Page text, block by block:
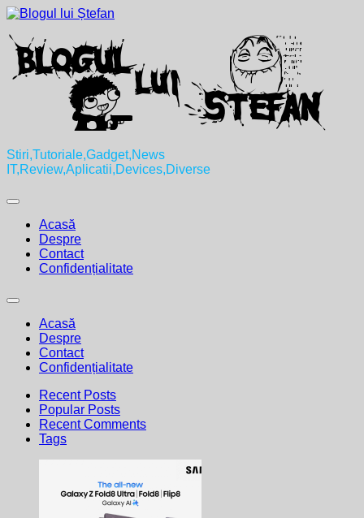
Skip
content
Stiri,Tutoriale,Gadget,News
IT,Review,Aplicatii,Devices,Diverse
Expand
Acasă
Despre
Contact
Confidențialitate
Expand
Acasă
Despre
Contact
Confidențialitate
Recent Posts
Popular Posts
Recent Comments
Tags